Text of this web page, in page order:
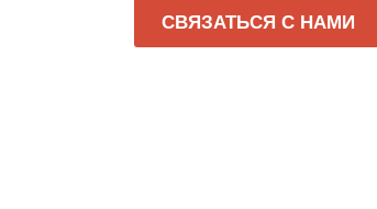
СВЯЗАТЬСЯ С НАМИ